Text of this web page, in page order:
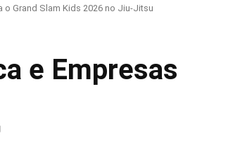
Grand Slam Kids 2026 no Jiu-Jitsu
e Empresas